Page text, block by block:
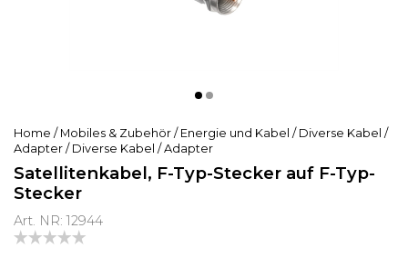
Home / Mobiles & Zubehör / Energie und Kabel / Diverse Kabel /
Adapter / Diverse Kabel / Adapter
Satellitenkabel, F-Typ-Stecker auf F-Typ-
Stecker
Art. NR: 12944